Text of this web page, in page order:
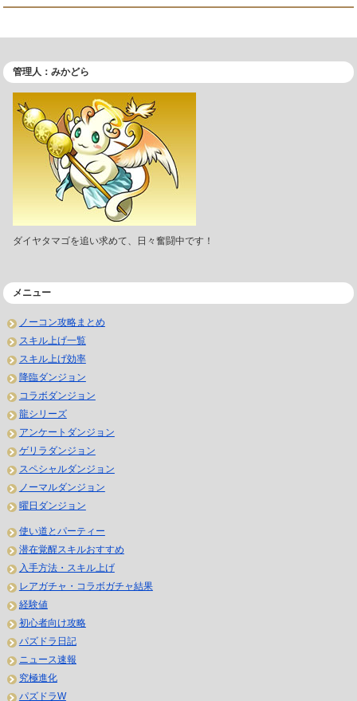
管理人：みかどら
ダイヤタマゴを追い求めて、日々奮闘中です！
メニュー
ノーコン攻略まとめ
スキル上げ一覧
スキル上げ効率
降臨ダンジョン
コラボダンジョン
龍シリーズ
アンケートダンジョン
ゲリラダンジョン
スペシャルダンジョン
ノーマルダンジョン
曜日ダンジョン
使い道とパーティー
潜在覚醒スキルおすすめ
入手方法・スキル上げ
レアガチャ・コラボガチャ結果
経験値
初心者向け攻略
パズドラ日記
ニュース速報
究極進化
パズドラW